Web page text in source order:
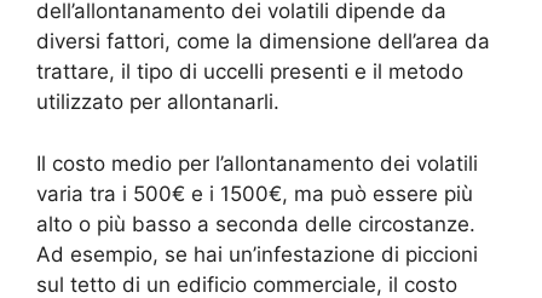
dell’allontanamento dei volatili dipende da
diversi fattori, come la dimensione dell’area da
trattare, il tipo di uccelli presenti e il metodo
utilizzato per allontanarli.
Il costo medio per l’allontanamento dei volatili
varia tra i 500€ e i 1500€, ma può essere più
alto o più basso a seconda delle circostanze.
Ad esempio, se hai un’infestazione di piccioni
sul tetto di un edificio commerciale, il costo